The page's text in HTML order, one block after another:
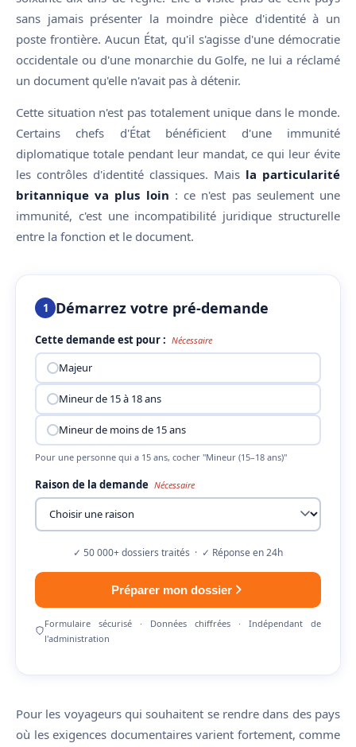
sans jamais présenter la moindre pièce d'identité à un
poste frontière. Aucun État, qu'il s'agisse d'une démocratie
occidentale ou d'une monarchie du Golfe, ne lui a réclamé
un document qu'elle n'avait pas à détenir.
Cette situation n'est pas totalement unique dans le monde.
Certains chefs d'État bénéficient d'une immunité
diplomatique totale pendant leur mandat, ce qui leur évite
les contrôles d'identité classiques. Mais la particularité
britannique va plus loin : ce n'est pas seulement une
immunité, c'est une incompatibilité juridique structurelle
entre la fonction et le document.
1 Démarrez votre pré-demande
Cette demande est pour : Nécessaire
Majeur
Mineur de 15 à 18 ans
Mineur de moins de 15 ans
Pour une personne qui a 15 ans, cocher "Mineur (15–18 ans)"
Raison de la demande Nécessaire
✓ 50 000+ dossiers traités · ✓ Réponse en 24h
Préparer mon dossier
Formulaire sécurisé · Données chiffrées · Indépendant de
l'administration
Pour les voyageurs qui souhaitent se rendre dans des pays
où les exigences documentaires varient fortement, comme